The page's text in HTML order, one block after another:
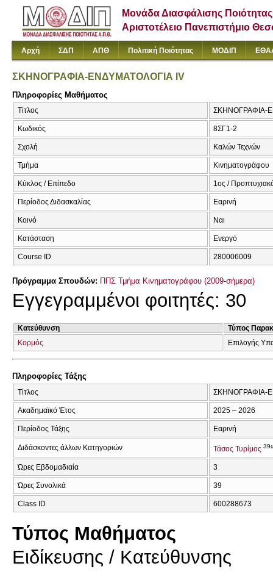
Μονάδα Διασφάλισης Ποιότητας
Αριστοτέλειο Πανεπιστήμιο
Αρχή ΣΔΠ ΑΠΘ Πολιτική Ποιότητας ΜΟΔΙΠ
ΣΚΗΝΟΓΡΑΦΙΑ-ΕΝΔΥΜΑΤΟΛΟΓΙΑ IV
Πληροφορίες Μαθήματος
Τίτλος ΣΚΗΝΟΓΡΑΦΙΑ-
Κωδικός 8ΣΓ1-2
Σχολή Καλών Τεχνών
Τμήμα Κινηματογράφου
Κύκλος / Επίπεδο 1ος /
Περίοδος Διδασκαλίας Εαρινή
Κοινό Ναι
Κατάσταση Ενεργό
Course ID 280006009
Πρόγραμμα Σπουδών: ΠΠΣ Τμήμα Κινηματογράφου (2009-σήμερα)
Εγγεγραμμένοι φοιτητές: 30
Κατεύθυνση
Τύπος
Κορμός
Επιλογής
Πληροφορίες Τάξης
Τίτλος ΣΚΗΝΟΓΡΑΦΙΑ-
Ακαδημαϊκό Έτος 2025 – 2026
Περίοδος Τάξης Εαρινή
Διδάσκοντες άλλων Κατηγοριών Τάσος Τυρίμος
Ώρες Εβδομαδιαία 3
Ώρες Συνολικά 39
Class ID 600288673
Τύπος Μαθήματος
Eιδίκευσης / Kατεύθυνσης